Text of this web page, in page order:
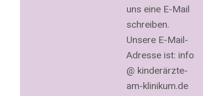
uns eine E-Mail
schreiben.
Unsere E-Mail-
Adresse ist: info
@ kinderärzte-
am-klinikum.de